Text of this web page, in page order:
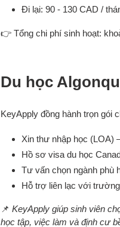
Đi lại: 90 - 130 CAD /
👉 Tổng chi phí sinh hoạt:
Du học
KeyApply đồng hành trọn gói
Xin thư nhập học (LOA)
Hồ sơ visa du học
Tư vấn chọn ngành phù
Hỗ trợ liên lạc với
📌 KeyApply giúp sinh viên
học tập, việc làm và định cư